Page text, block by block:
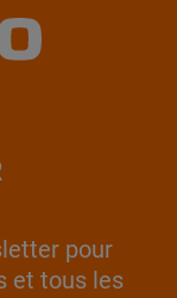
pour
et tous les